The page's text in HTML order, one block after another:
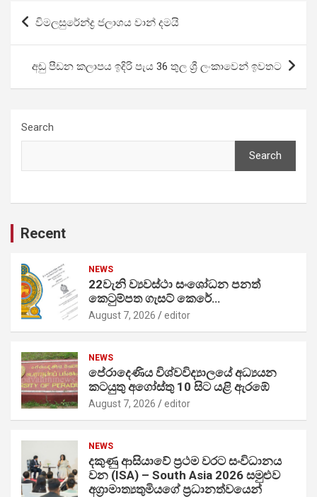
Post
navigation
විමලසුරේන්ද්‍ර ජලාශය වාන් දමයි
අඩු පීඩන කලාපය ඉදිරි පැය 36 තුල ශ්‍රී ලංකාවෙන් ඉවතට
Search
Search
Recent
NEWS
22වැනි ව්‍යවස්ථා සංශෝධන පනත්
කෙටුම්පත ගැසට් කෙරේ…
August 7, 2026 editor
NEWS
පේරාදෙණිය විශ්වවිද්‍යාලයේ අධ්‍යයන
කටයුතු අගෝස්තු 10 සිට යළි ඇරඹේ
August 7, 2026 editor
NEWS
දකුණු ආසියාවේ ප්‍රථම වරට සංවිධානය
වන (ISA) – South Asia 2026 සමුළුව
අග්‍රාමාත්‍යතුමියගේ ප්‍රධානත්වයෙන්